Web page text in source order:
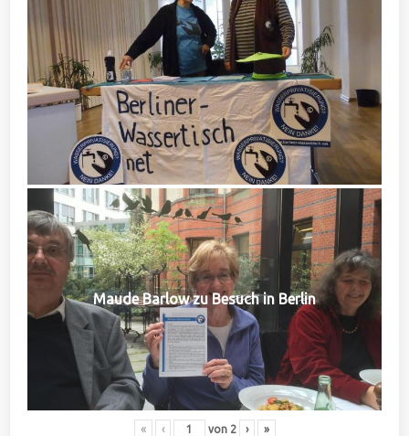
Maude Barlow zu Besuch in Berlin
« ‹ von 2 › »